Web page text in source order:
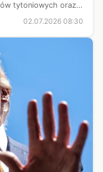
tytoniowych oraz
alkoholu.
02.07.2026 08:30